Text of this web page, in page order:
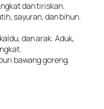
dan tiriskan.
sayuran, dan bihun.
dan arak. Aduk,
bawang goreng.